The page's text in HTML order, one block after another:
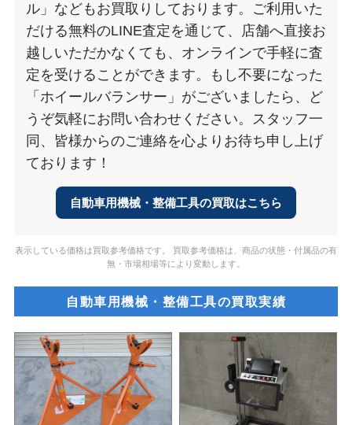
ル」などもお買取りしております。ご利用いた
だける無料のLINE査定を通じて、店舗へ直接お
越しいただかなくても、オンラインで手軽に査
定を受けることができます。もし不要になった
「ホイールバランサー」がございましたら、ど
うぞ気軽にお問い合わせください。スタッフ一
同、皆様からのご連絡を心よりお待ち申し上げ
ております！
自動車用機械・整備工具の買取はこちら
表示している価格は買取参考価格です。 買取参考価格は、商品の状態・付属品の有
無・市場相場等により変動します。
自動車用機械・整備工具の買取実績